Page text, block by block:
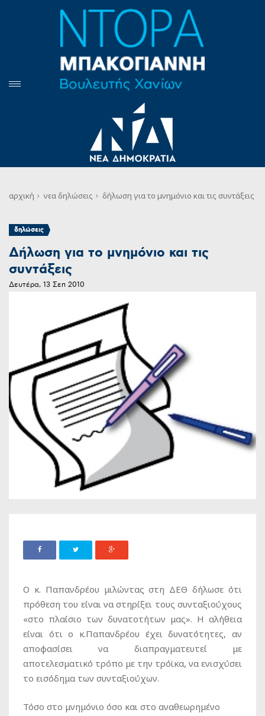
αρχική νεα δηλώσεις δήλωση για το μνημόνιο και τις συντάξεις
δηλώσεις
Δήλωση για το μνημόνιο και τις
συντάξεις
Δευτέρα, 13 Σεπ 2010
Ο κ. Παπανδρέου μιλώντας στη ΔΕΘ δήλωσε ότι
πρόθεση του είναι να στηρίξει τους συνταξιούχους
«στο πλαίσιο των δυνατοτήτων μας». Η αλήθεια
είναι ότι ο κ.Παπανδρέου έχει δυνατότητες, αν
αποφασίσει να διαπραγματευτεί με
αποτελεσματικό τρόπο με την τρόϊκα, να ενισχύσει
το εισόδημα των συνταξιούχων.
Τόσο στο μνημόνιο όσο και στο αναθεωρημένο